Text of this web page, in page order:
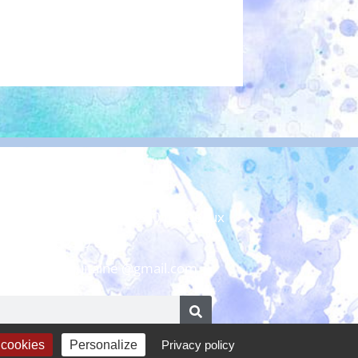
1 - 10 rue Ney - 33200 Bordeaux
06 08 52 69 60
@gmail.com
Personalize Privacy policy